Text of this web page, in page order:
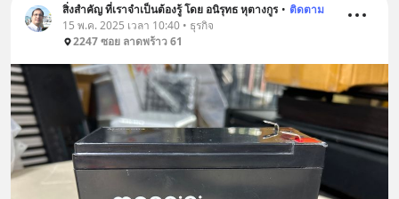
สิ่งสำคัญ ที่เราจำเป็นต้องรู้ โดย อนิรุทธ หุตางกูร • ติดตาม
15 พ.ค. 2025 เวลา 10:40 • ธุรกิจ
2247 ซอย ลาดพร้าว 61